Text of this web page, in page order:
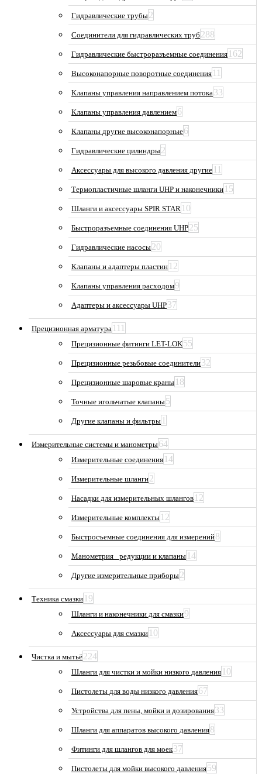
Гидравлические трубы2
Соединители для гидравлических труб 288
Гидравлические быстроразъемные соединения 162
Высоконапорные поворотные соединения 11
Клапаны управления направлением потока33
Клапаны управления давлением6
Клапаны другие высоконапорные6
Гидравлические цилиндры2
Аксессуары для высокого давления другие 11
Термопластичные шланги UHP и наконечники 15
Шланги и аксессуары SPIR STAR 10
Быстроразъемные соединения UHP25
Гидравлические насосы20
Клапаны и адаптеры пластин 12
Клапаны управления расходом9
Адаптеры и аксессуары UHP37
Прецизионная арматура 111
Прецизионные фитинги LET-LOK55
Прецизионные резьбовые соединители32
Прецизионные шаровые краны 18
Точные игольчатые клапаны5
Другие клапаны и фильтры 1
Измерительные системы и манометры64
Измерительные соединения 14
Измерительные шланги2
Насадки для измерительных шлангов 12
Измерительные комплекты 12
Быстросъемные соединения для измерений8
Манометрия_ редукции и клапаны 14
Другие измерительные приборы2
Техника смазки 19
Шланги и наконечники для смазки9
Аксессуары для смазки 10
Чистка и мытьё224
Шланги для чистки и мойки низкого давления 10
Пистолеты для воды низкого давления67
Устройства для пены, мойки и дозирования33
Шланги для аппаратов высокого давления8
Фитинги для шлангов для моек37
Пистолеты для мойки высокого давления59